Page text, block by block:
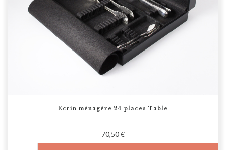
Ecrin ménagère 24 places Table
70,50 €